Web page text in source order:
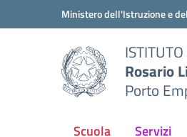
Vai ai contenuti
Vai al menu di navigazione
Ministero dell'Istruzione e
Rosario
Porto
Scuola Servizi